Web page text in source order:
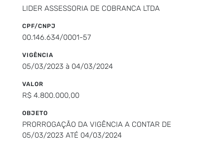
LIDER ASSESSORIA DE COBRANCA LTDA
CPF/CNPJ
00.146.634/0001-57
VIGÊNCIA
05/03/2023 à 04/03/2024
VALOR
R$ 4.800.000,00
OBJETO
PRORROGAÇÃO DA VIGÊNCIA A CONTAR DE
05/03/2023 ATÉ 04/03/2024